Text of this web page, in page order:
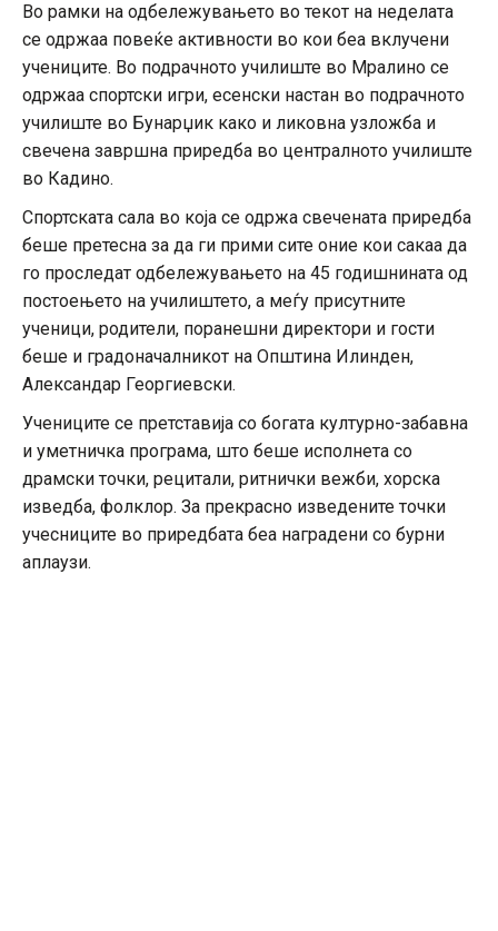
Во рамки на одбележувањето во текот на неделата
се одржаа повеќе активности во кои беа вклучени
учениците. Во подрачното училиште во Мралино се
одржаа спортски игри, есенски настан во подрачното
училиште во Бунарџик како и ликовна узложба и
свечена завршна приредба во централното училиште
во Кадино.
Спортската сала во која се одржа свечената приредба
беше претесна за да ги прими сите оние кои сакаа да
го проследат одбележувањето на 45 годишнината од
постоењето на училиштето, а меѓу присутните
ученици, родители, поранешни директори и гости
беше и градоначалникот на Општина Илинден,
Александар Георгиевски.
Учениците се претставија со богата културно-забавна
и уметничка програма, што беше исполнета со
драмски точки, рецитали, ритнички вежби, хорска
изведба, фолклор. За прекрасно изведените точки
учесниците во приредбата беа наградени со бурни
аплаузи.